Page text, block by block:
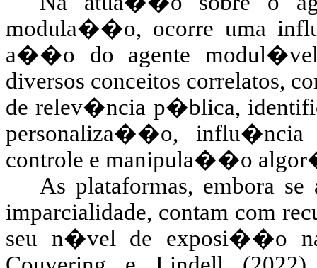
modula��o, ocorre uma
a��o do agente modul�vel.
diversos conceitos correlatos,
de relev�ncia p�blica,
personaliza��o,
controle e manipula��o
As plataformas, embora
imparcialidade, contam com
seu n�vel de exposi��o